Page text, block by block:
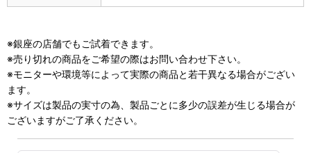
※銀座の店舗でもご試着できます。
※売り切れの商品をご希望の際はお問い合わせ下さい。
※モニターや環境等によって実際の商品と若干異なる場合がござい
ます。
※サイズは製品の実寸の為、製品ごとに多少の誤差が生じる場合が
ございますがご了承ください。